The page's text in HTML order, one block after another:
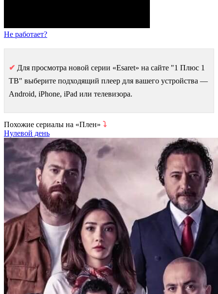
Не работает?
✔ Для просмотра новой серии «Esaret» на сайте "1 Плюс 1
ТВ" выберите подходящий плеер для вашего устройства —
Android, iPhone, iPad или телевизора.
Похожие сериалы на «Плен» ⤵
Нулевой день